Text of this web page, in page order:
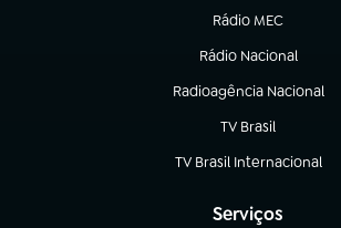
Rádio MEC
(abre em nova aba)
Rádio Nacional
Radioagência Nacional
(abre em nova aba)
TV Brasil
(abre em nova aba)
TV Brasil Internacional
(abre em nova aba)
Serviços